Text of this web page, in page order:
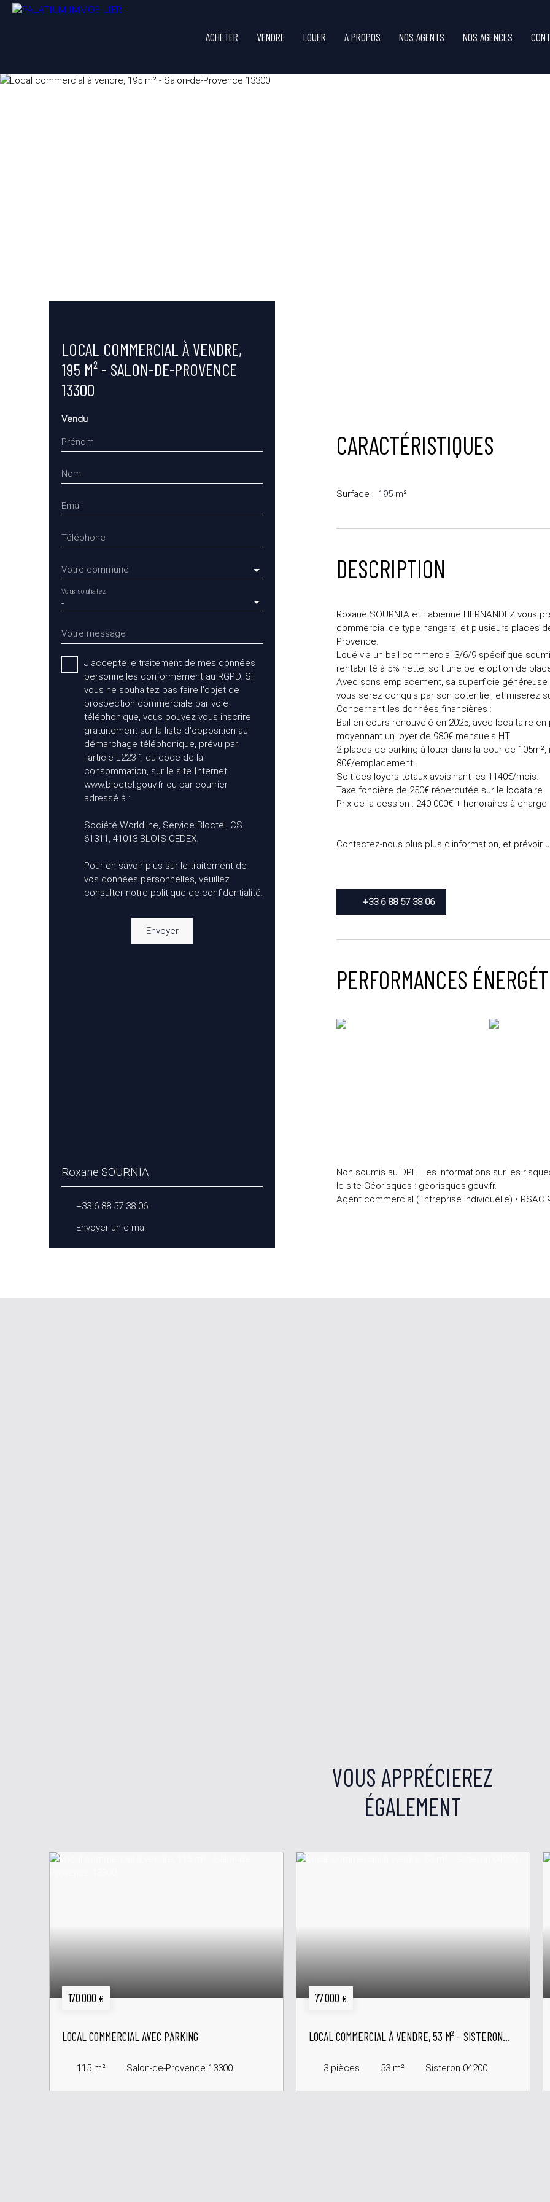
ACHETER VENDRE LOUER A PROPOS NOS AGENTS NOS AGENCES
LOCAL COMMERCIAL À VENDRE,
195 M² - SALON-DE-PROVENCE
13300
Vendu
Prénom
Nom
Email
Téléphone
Votre commune
-
Vous souhaitez
Votre message
J'accepte le traitement de mes données
personnelles conformément au RGPD. Si
vous ne souhaitez pas faire l'objet de
prospection commerciale par voie
téléphonique, vous pouvez vous inscrire
gratuitement sur la liste d'opposition au
démarchage téléphonique, prévu par
l'article L223-1 du code de la
consommation, sur le site Internet
www.bloctel.gouv.fr ou par courrier
adressé à :
Société Worldline, Service Bloctel, CS
61311, 41013 BLOIS CEDEX.
Pour en savoir plus sur le traitement de
vos données personnelles, veuillez
consulter notre politique de confidentialité.
Envoyer
Roxane SOURNIA
+33 6 88 57 38 06
Envoyer un e-mail
CARACTÉRISTIQUES
Surface : 195 m²
DESCRIPTION
Roxane SOURNIA et Fabienne HERNANDEZ
commercial de type hangars, et plusieurs places
Provence.
Loué via un bail commercial 3/6/9 spécifique
rentabilité à 5% nette, soit une belle option de
Avec sons emplacement, sa superficie généreuse
vous serez conquis par son potentiel, et miserez
Concernant les données financières :
Bail en cours renouvelé en 2025, avec locaitaire
moyennant un loyer de 980€ mensuels HT
2 places de parking à louer dans la cour de
80€/emplacement.
Soit des loyers totaux avoisinant les 1140€/mois.
Taxe foncière de 250€ répercutée sur le locataire.
Prix de la cession : 240 000€ + honoraires à
Contactez-nous plus plus d'information, et prévoir
+33 6 88 57 38 06
PERFORMANCES
Non soumis au DPE. Les informations sur les
le site Géorisques : georisques.gouv.fr.
Agent commercial (Entreprise individuelle) • RSAC
VOUS APPRÉCIEREZ
ÉGALEMENT
170 000 €
LOCAL COMMERCIAL AVEC PARKING
115 m² Salon-de-Provence 13300
77 000 €
LOCAL COMMERCIAL À VENDRE, 53 M² - SISTERON
3 pièces 53 m² Sisteron 04200